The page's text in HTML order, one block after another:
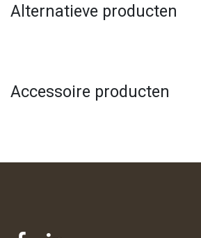
Alternatieve producten
Accessoire producten